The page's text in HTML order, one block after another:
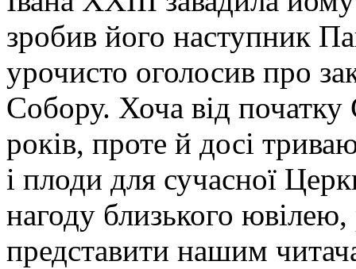
зробив його наступник
урочисто оголосив про
Собору. Хоча від
років, проте й досі
і плоди для сучасної
нагоду близького
представити нашим